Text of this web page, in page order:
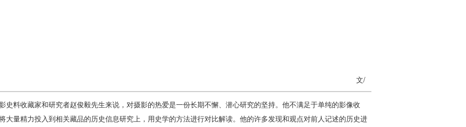
文/
史料收藏家和研究者赵俊毅先生来说，对摄影的热爱是一份长期不懈、潜心研究的坚持。他不满足于单纯的影像收
大量精力投入到相关藏品的历史信息研究上，用史学的方法进行对比解读。他的许多发现和观点对前人记述的历史进